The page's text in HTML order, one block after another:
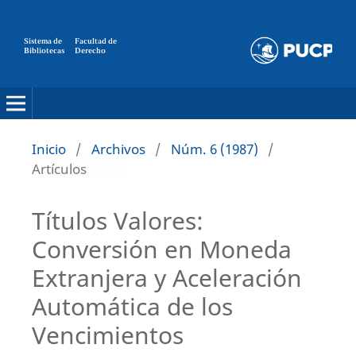
Sistema de
Bibliotecas
Facultad de
Derecho
Inicio / Archivos / Núm. 6 (1987)
/
Artículos
Títulos Valores:
Conversión en Moneda
Extranjera y Aceleración
Automática de los
Vencimientos